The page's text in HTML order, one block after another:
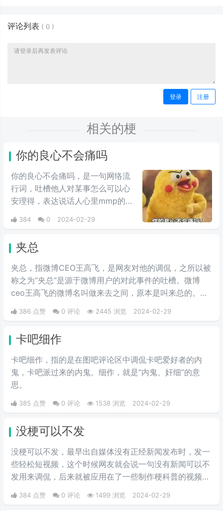
评论列表 ( 0 )
登录 注册
相关的梗
你的良心不会痛吗
你的良心不会痛吗，是一句网络流
行词，吐槽他人对某事怎么可以心
安理得，表达说话人心里mmp的心
情。这里的“痛”含有“内疚、愧疚、
不好意思”等含义，并不是“疼痛”的
会内疚吗，来源于热图鹦鹉兄弟表
情包，火于知乎，该词也被《咬文
嚼字》评为2017年度十大流行语之
一，现在多用于聊天中的表情包。
384 0 2024-02-29
夹总
夹总，指微博CEO王高飞，是网友对他的调侃，之所以被
称之为“夹总”是源于微博用户的对此事件的吐槽。微博
ceo王高飞的微博名叫做来去之间，原本是叫来总的。因
为来字去掉一竖之后是“夹”，并且微博把屏蔽敏感字的行
为称为“夹”，所以来去之间喜提夹总这一称号。
386 点赞 0 评论 2445 浏览 2024-02-29
卡吧细作
卡吧细作，指的是在图吧评论区中调侃卡吧爱好者的内
鬼，卡吧派过来的内鬼。细作，就是“内鬼、奸细”的意
思。
385 点赞 0 评论 1538 浏览 2024-02-29
没梗可以不发
没梗可以不发，最早出自媒体没有正‌‌‌‌‌‌‌‌经新闻发布时，发一
些轻松短视频，这个时候网友就会说一句没有新闻可以不
发用来调侃，后来就被应用在了一些制作梗科普的视频博
主身上，其实这句话也不算是批评，更多的是带有玩梗的
意味。“解梗博主”的嘲讽发言，指各类梗科普相关的作者
384 点赞 0 评论 1499 浏览 2024-02-29